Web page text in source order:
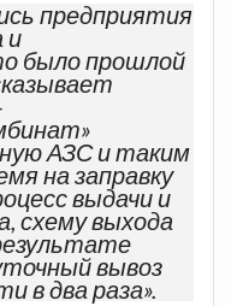
предприятия
и
было прошлой
АЗС и таким
на заправку
выдачи и
схему выхода
вывоз
в два раза».